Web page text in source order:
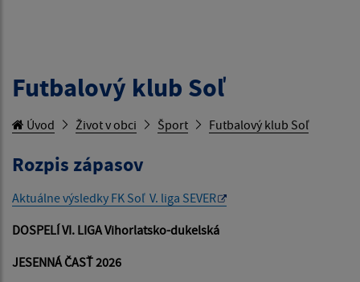
Futbalový klub Soľ
Úvod Život v obci Šport Futbalový klub Soľ
Rozpis zápasov
Aktuálne výsledky FK Soľ V. liga SEVER
DOSPELÍ VI. LIGA Vihorlatsko-dukelská
JESENNÁ ČASŤ 2026